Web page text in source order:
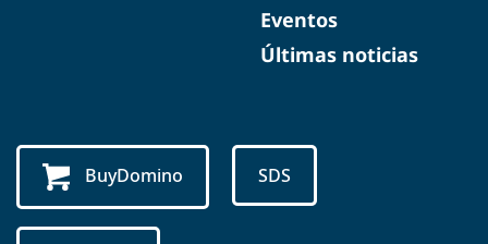
Eventos
Últimas noticias
BuyDomino SDS